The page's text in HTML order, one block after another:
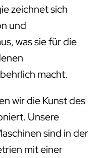
zeichnet sich
und
was sie für die
macht.
wir die Kunst des
Unsere
sind in der
mit einer